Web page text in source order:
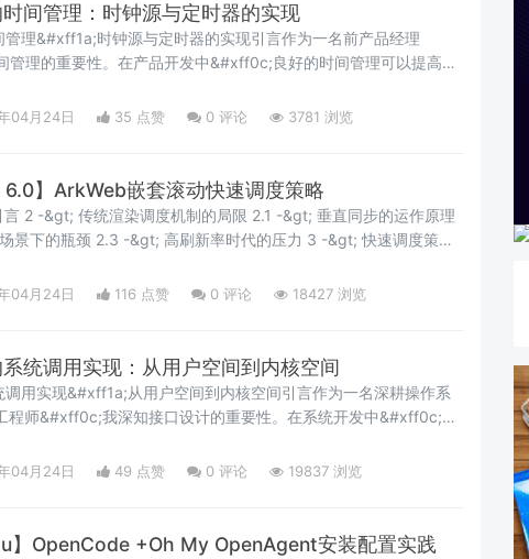
间管理：时钟源与定时器的实现
理&#xff1a;时钟源与定时器的实现引言作为一名前产品经理
理的重要性。在产品开发中&#xff0c;良好的时间管理可以提高团
护系统的时间&#xff0c;提供定时器功能&#xff0c;支持各种时间相关
04月24日 35 点赞 0 评论 3781 浏览
6.0】ArkWeb嵌套滚动快速调度策略
瓶颈 2.3 -&gt; 高刷新率时代的压力 3 -&gt; 快速调度策略
04月24日 116 点赞 0 评论 18427 浏览
统调用实现：从用户空间到内核空间
用实现&#xff1a;从用户空间到内核空间引言作为一名深耕操作系
程师&#xff0c;我深知接口设计的重要性。在系统开发中&#xff0c;良
间之间的桥梁&#xff0c;是应用程序与内核交互的标准接口。今天
探讨 Linux
04月24日 49 点赞 0 评论 19837 浏览
】OpenCode +Oh My OpenAgent安装配置实践